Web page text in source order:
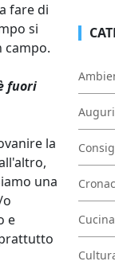
fare di
si
campo.
fuori
la
una
e
Auguri
Cucina